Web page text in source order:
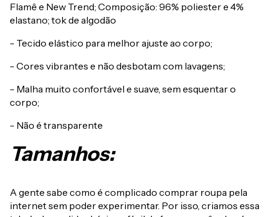
Flamê e New Trend; Composição: 96% poliester e 4%
elastano; tok de algodão
- Tecido elástico para melhor ajuste ao corpo;
- Cores vibrantes e não desbotam com lavagens;
- Malha muito confortável e suave, sem esquentar o
corpo;
- Não é transparente
Tamanhos:
A gente sabe como é complicado comprar roupa pela
internet sem poder experimentar. Por isso, criamos essa